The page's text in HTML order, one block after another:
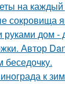
на каждый
сокровища
дом -
Автор
беседочку.
к